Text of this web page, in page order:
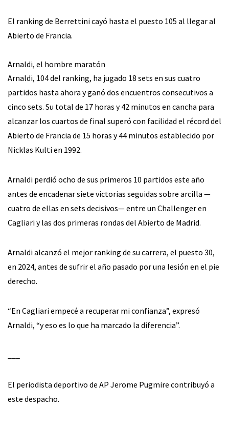
El ranking de Berrettini cayó hasta el puesto 105 al llegar al
Abierto de Francia.
Arnaldi, el hombre maratón
Arnaldi, 104 del ranking, ha jugado 18 sets en sus cuatro
partidos hasta ahora y ganó dos encuentros consecutivos a
cinco sets. Su total de 17 horas y 42 minutos en cancha para
alcanzar los cuartos de final superó con facilidad el récord del
Abierto de Francia de 15 horas y 44 minutos establecido por
Nicklas Kulti en 1992.
Arnaldi perdió ocho de sus primeros 10 partidos este año
antes de encadenar siete victorias seguidas sobre arcilla —
cuatro de ellas en sets decisivos— entre un Challenger en
Cagliari y las dos primeras rondas del Abierto de Madrid.
Arnaldi alcanzó el mejor ranking de su carrera, el puesto 30,
en 2024, antes de sufrir el año pasado por una lesión en el pie
derecho.
“En Cagliari empecé a recuperar mi confianza”, expresó
Arnaldi, “y eso es lo que ha marcado la diferencia”.
El periodista deportivo de AP Jerome Pugmire contribuyó a
este despacho.